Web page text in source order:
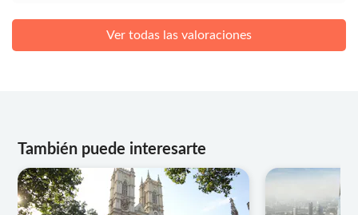
Ver todas las valoraciones
También puede interesarte